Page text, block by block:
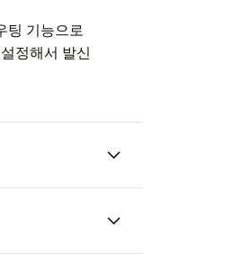
팅 기능으로
정해서 발신